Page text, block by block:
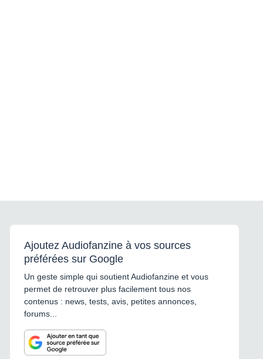
Ajoutez Audiofanzine à vos sources
préférées sur Google
Un geste simple qui soutient Audiofanzine et vous
permet de retrouver plus facilement tous nos
contenus : news, tests, avis, petites annonces,
forums...